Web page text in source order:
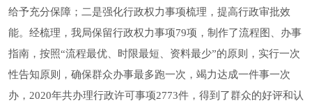
给予充分保障；二是强化行政权力事项梳理，提高行政审批效
能。经梳理，我局保留行政权力事项79项，制作了流程图、办事
指南，按照“流程最优、时限最短、资料最少”的原则，实行一次
性告知原则，确保群众办事最多跑一次，竭力达成一件事一次
办，2020年共办理行政许可事项2773件，得到了群众的好评和认